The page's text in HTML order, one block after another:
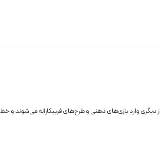
دیگری وارد بازی‌های ذهنی و طرح‌های فریبکارانه می‌شوند و خط